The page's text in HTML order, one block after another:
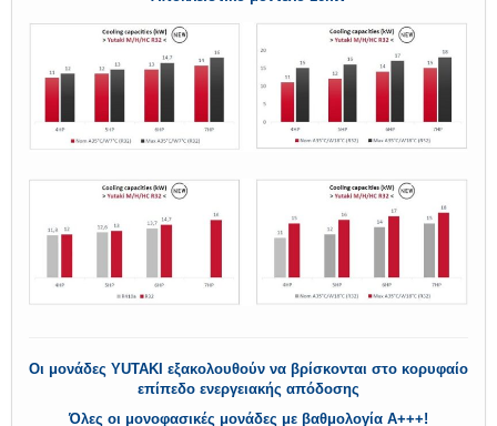
Οι μονάδες YUTAKI εξακολουθούν να βρίσκονται στο κορυφαίο
επίπεδο ενεργειακής απόδοσης
Όλες οι μονοφασικές μονάδες με βαθμολογία A+++!